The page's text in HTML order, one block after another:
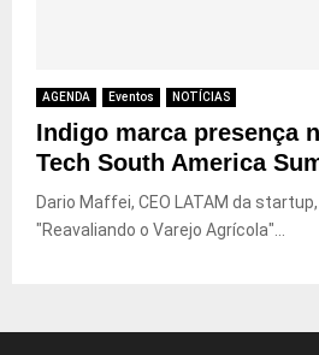
AGENDA Eventos NOTÍCIAS
Indigo marca presença
Tech South America
Dario Maffei, CEO LATAM da
"Reavaliando o Varejo Agrícola"...